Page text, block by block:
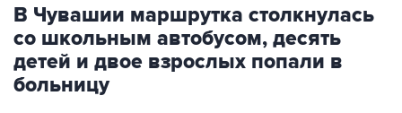
В Чувашии маршрутка столкнулась
со школьным автобусом, десять
детей и двое взрослых попали в
больницу